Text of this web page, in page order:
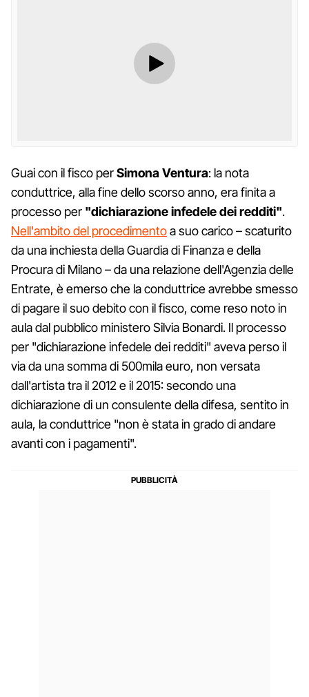
Guai con il fisco perSimona Ventura: la nota
conduttrice, alla fine dello scorso anno, era finita a
processo per "dichiarazione infedele dei redditi".
Nell'ambito del procedimentoa suo carico – scaturito
da una inchiesta della Guardia di Finanza e della
Procura di Milano – da una relazione dell'Agenzia delle
Entrate, è emerso che la conduttrice avrebbe smesso
di pagare il suo debito con il fisco, come reso noto in
aula dal pubblico ministero Silvia Bonardi. Il processo
per "dichiarazione infedele dei redditi" aveva perso il
via da una somma di 500mila euro, non versata
dall'artista tra il 2012 e il 2015: secondo una
dichiarazione di un consulente della difesa, sentito in
aula, la conduttrice "non è stata in grado di andare
avanti con i pagamenti".